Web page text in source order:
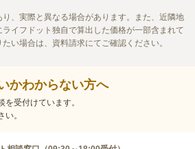
、実際と異なる場合があります。また、近隣地
イフドット独自で算出した価格が一部含まれて
い場合は、資料請求にてご確認ください。
かわからない方へ
を受付けています。
。